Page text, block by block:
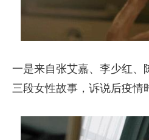
一是来自张艾嘉、李少红、
三段女性故事，诉说后疫情